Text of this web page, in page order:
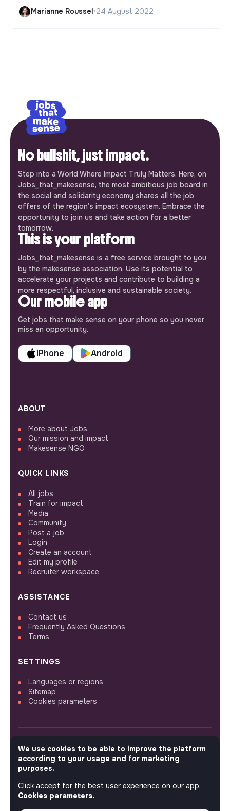
Marianne Roussel •24 August 2022
No bullshit, just impact.
Step into a World Where Impact Truly Matters. Here, on
Jobs_that_makesense, the most ambitious job board in
the social and solidarity economy shares all the job
offers of the region’s impact ecosystem. Embrace the
opportunity to join us and take action for a better
tomorrow.
This is your platform
Jobs_that_makesense is a free service brought to you
by the makesense association. Use its potential to
accelerate your projects and contribute to building a
more respectful, inclusive and sustainable society.
Our mobile app
Get jobs that make sense on your phone so you never
miss an opportunity.
iPhone Android
ABOUT
More about Jobs
Our mission and impact
Makesense NGO
QUICK LINKS
All jobs
Train for impact
Media
Community
Post a job
Login
Create an account
Edit my profile
Recruiter workspace
ASSISTANCE
Contact us
Frequently Asked Questions
Terms
SETTINGS
Languages or regions
Sitemap
Cookies parameters
FOLLOW US
© 2026 jobs that makesense.
We use cookies to be able to improve the platform
according to your usage and for marketing
purposes.
Click accept for the best user experience on our app.
Cookies parameters.